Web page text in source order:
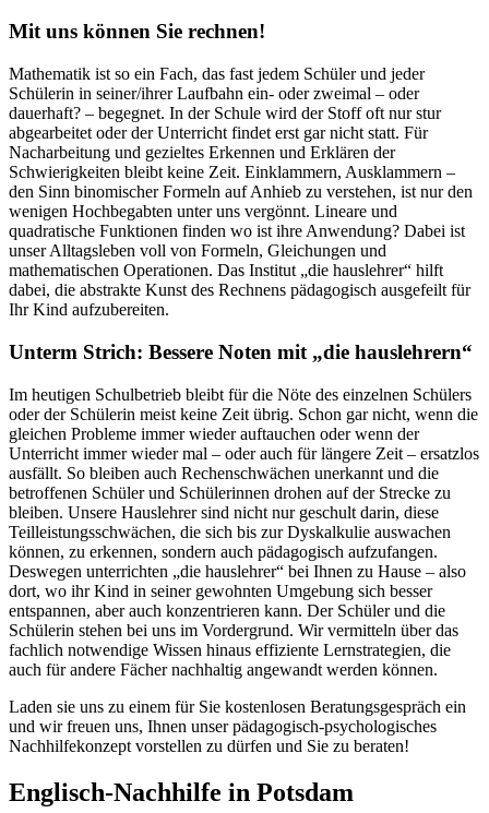
Mit uns können Sie rechnen!
Mathematik ist so ein Fach, das fast jedem Schüler und jeder
Schülerin in seiner/ihrer Laufbahn ein- oder zweimal – oder
dauerhaft? – begegnet. In der Schule wird der Stoff oft nur stur
abgearbeitet oder der Unterricht findet erst gar nicht statt. Für
Nacharbeitung und gezieltes Erkennen und Erklären der
Schwierigkeiten bleibt keine Zeit. Einklammern, Ausklammern –
den Sinn binomischer Formeln auf Anhieb zu verstehen, ist nur den
wenigen Hochbegabten unter uns vergönnt. Lineare und
quadratische Funktionen finden wo ist ihre Anwendung? Dabei ist
unser Alltagsleben voll von Formeln, Gleichungen und
mathematischen Operationen. Das Institut „die hauslehrer“ hilft
dabei, die abstrakte Kunst des Rechnens pädagogisch ausgefeilt für
Ihr Kind aufzubereiten.
Unterm Strich: Bessere Noten mit „die hauslehrern“
Im heutigen Schulbetrieb bleibt für die Nöte des einzelnen Schülers
oder der Schülerin meist keine Zeit übrig. Schon gar nicht, wenn die
gleichen Probleme immer wieder auftauchen oder wenn der
Unterricht immer wieder mal – oder auch für längere Zeit – ersatzlos
ausfällt. So bleiben auch Rechenschwächen unerkannt und die
betroffenen Schüler und Schülerinnen drohen auf der Strecke zu
bleiben. Unsere Hauslehrer sind nicht nur geschult darin, diese
Teilleistungsschwächen, die sich bis zur Dyskalkulie auswachen
können, zu erkennen, sondern auch pädagogisch aufzufangen.
Deswegen unterrichten „die hauslehrer“ bei Ihnen zu Hause – also
dort, wo ihr Kind in seiner gewohnten Umgebung sich besser
entspannen, aber auch konzentrieren kann. Der Schüler und die
Schülerin stehen bei uns im Vordergrund. Wir vermitteln über das
fachlich notwendige Wissen hinaus effiziente Lernstrategien, die
auch für andere Fächer nachhaltig angewandt werden können.
Laden sie uns zu einem für Sie kostenlosen Beratungsgespräch ein
und wir freuen uns, Ihnen unser pädagogisch-psychologisches
Nachhilfekonzept vorstellen zu dürfen und Sie zu beraten!
Englisch-Nachhilfe in Potsdam